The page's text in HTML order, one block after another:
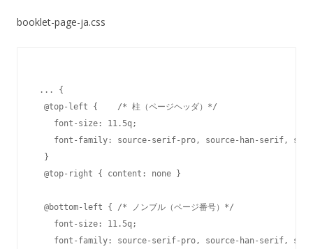
booklet-page-ja.css
... {
  @top-left {    /* 柱（ページヘッダ）*/
    font-size: 11.5q;
font-family: source-serif-pro, source-han-serif,
  }
  @top-right { content: none }
  @bottom-left { /* ノンブル（ページ番号）*/
    font-size: 11.5q;
font-family: source-serif-pro, source-han-serif,